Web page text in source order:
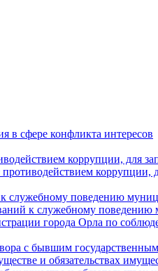
в сфере конфликта интересов
коррупции, для
коррупции,
служебному поведению
к служебному
города Орла по
с бывшим
и обязательствах